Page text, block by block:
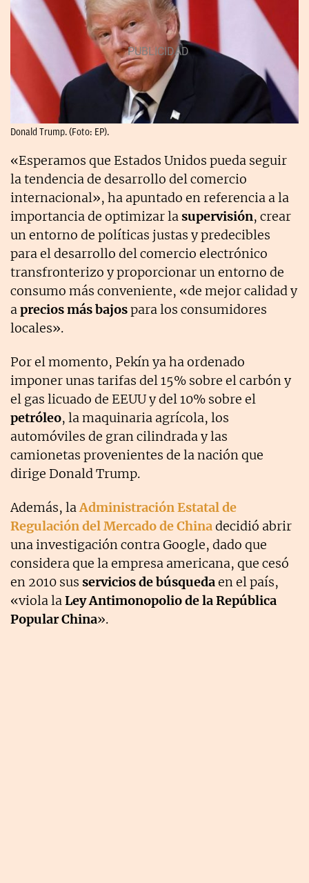
Donald Trump. (Foto: EP).
«Esperamos que Estados Unidos pueda seguir
la tendencia de desarrollo del comercio
internacional», ha apuntado en referencia a la
importancia de optimizar la supervisión, crear
un entorno de políticas justas y predecibles
para el desarrollo del comercio electrónico
transfronterizo y proporcionar un entorno de
consumo más conveniente, «de mejor calidad y
a precios más bajospara los consumidores
locales».
Por el momento, Pekín ya ha ordenado
imponer unas tarifas del 15% sobre el carbón y
el gas licuado de EEUU y del 10% sobre el
petróleo, la maquinaria agrícola, los
automóviles de gran cilindrada y las
camionetas provenientes de la nación que
dirige Donald Trump.
Además, la Administración Estatal de
Regulación del Mercado de Chinadecidió abrir
una investigación contra Google, dado que
considera que la empresa americana, que cesó
en 2010 sus servicios de búsquedaen el país,
«viola la Ley Antimonopolio de la República
Popular China».